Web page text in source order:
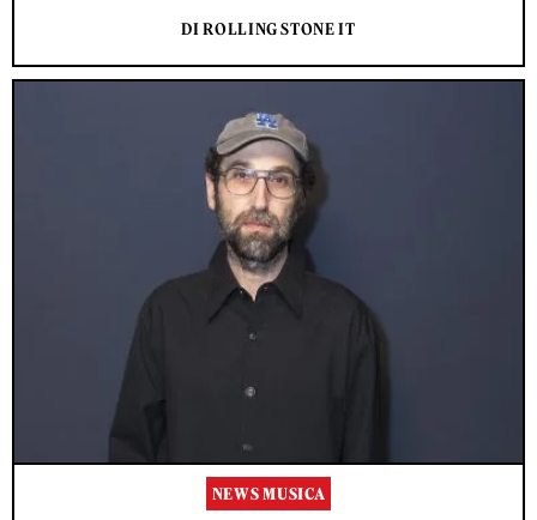
DI ROLLING STONE IT
NEWS MUSICA